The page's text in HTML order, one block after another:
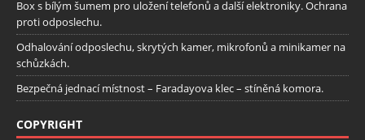
Box s bílým šumem pro uložení telefonů a další elektroniky. Ochrana
proti odposlechu.
Odhalování odposlechu, skrytých kamer, mikrofonů a minikamer na
schůzkách.
Bezpečná jednací místnost – Faradayova klec – stíněná komora.
COPYRIGHT